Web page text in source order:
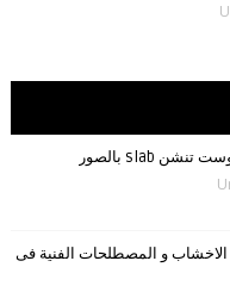
الاخشاب و المصطلحات الفنية فى